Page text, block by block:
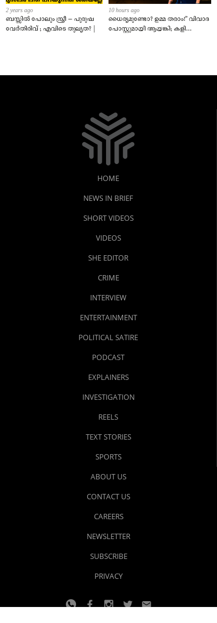
2 years ago
ബസ്സിൽ പോലും സ്ത്രീ – പുരുഷ
വേർതിരിവ് ; എവിടെ തുല്യത? |
10 hours ago
ധൈര്യമുണ്ടോ? ഉമ്മ തരാം!” വിവാദ
പോസ്റ്റുമായി ആയങ്കി; കളി
HOME
NEWS IN BRIEF
SHORT VIDEOS
VIDEOS
SHE EDITOR
CRIME
INTERVIEW
ENTERTAINMENT
POLITICAL SATIRE
PODCAST
EXPLAINERS
INVESTIGATION
REELS
TEXT STORIES
SPORTS
ABOUT US
CONTACT US
CAREERS
NEWSLETTER
SUBSCRIBE
PRIVACY